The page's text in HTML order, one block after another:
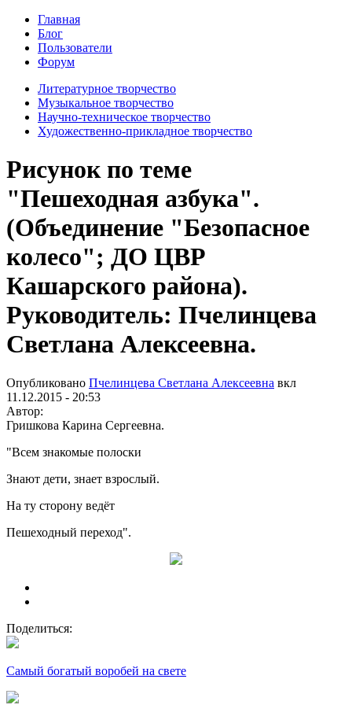
Главная
Блог
Пользователи
Форум
Литературное творчество
Музыкальное творчество
Научно-техническое творчество
Художественно-прикладное творчество
Рисунок по теме
"Пешеходная азбука".
(Объединение "Безопасное
колесо"; ДО ЦВР
Кашарского района).
Руководитель: Пчелинцева
Светлана Алексеевна.
Опубликовано Пчелинцева Светлана Алексеевна вкл
11.12.2015 - 20:53
Автор:
Гришкова Карина Сергеевна.
"Всем знакомые полоски
Знают дети, знает взрослый.
На ту сторону ведёт
Пешеходный переход".
Поделиться:
Самый богатый воробей на свете